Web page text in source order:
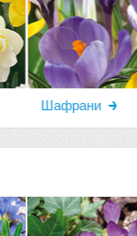
Шафрани